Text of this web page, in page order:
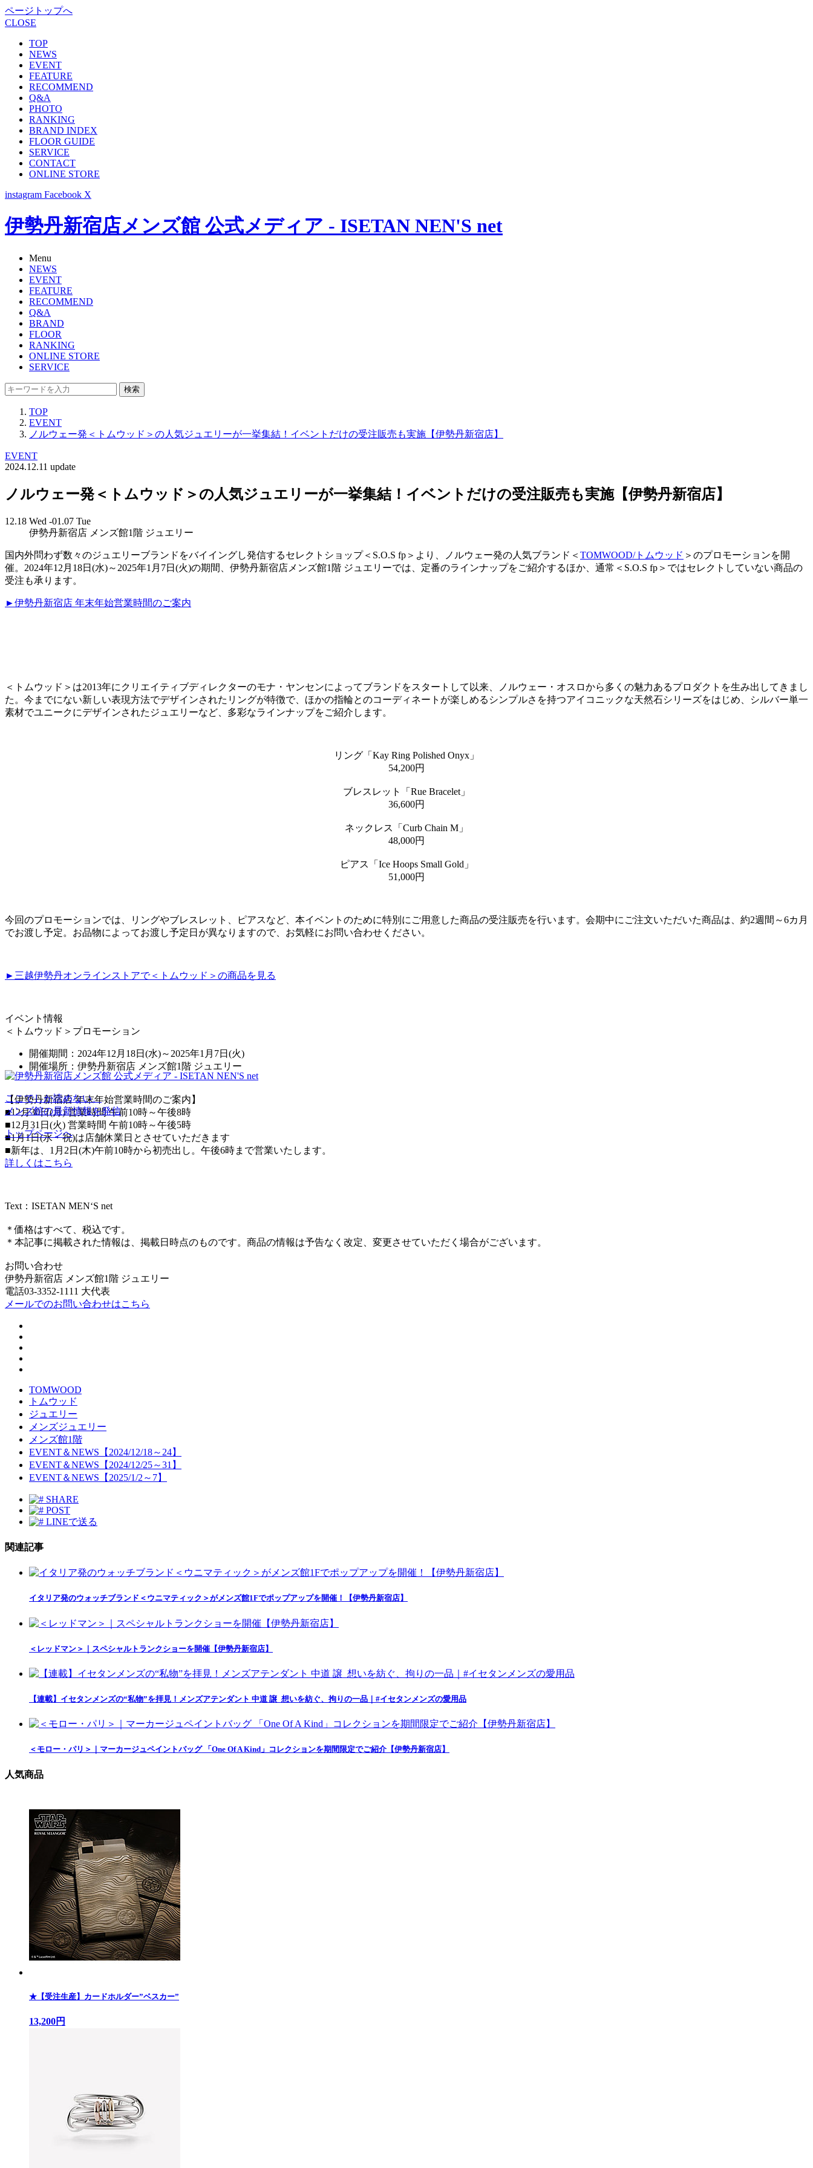
ページトップへ
CLOSE
TOP
NEWS
EVENT
FEATURE
RECOMMEND
Q&A
PHOTO
RANKING
BRAND INDEX
FLOOR GUIDE
SERVICE
CONTACT
ONLINE STORE
instagram Facebook X
伊勢丹新宿店メンズ館 公式メディア - ISETAN NEN'S net
Menu
NEWS
EVENT
FEATURE
RECOMMEND
Q&A
BRAND
FLOOR
RANKING
ONLINE STORE
SERVICE
検索
TOP
EVENT
ノルウェー発＜トムウッド＞の人気ジュエリーが一挙集結！イベントだけの受注販売も実施【伊勢丹新宿店】
EVENT
2024.12.11 update
ノルウェー発＜トムウッド＞の人気ジュエリーが一挙集結！イベントだけの受注販売も実施【伊勢丹新宿店】
12.18 Wed -01.07 Tue
伊勢丹新宿店 メンズ館1階 ジュエリー
国内外問わず数々のジュエリーブランドをバイイングし発信するセレクトショップ＜S.O.S fp＞より、ノルウェー発の人気ブランド＜ TOMWOOD/トムウッド ＞のプロモーションを開
催。2024年12月18日(水)～2025年1月7日(火)の期間、伊勢丹新宿店メンズ館1階 ジュエリーでは、定番のラインナップをご紹介するほか、通常＜S.O.S fp＞ではセレクトしていない商品の
受注も承ります。
►伊勢丹新宿店 年末年始営業時間のご案内
＜トムウッド＞は2013年にクリエイティブディレクターのモナ・ヤンセンによってブランドをスタートして以来、ノルウェー・オスロから多くの魅力あるプロダクトを生み出してきまし
た。今までにない新しい表現方法でデザインされたリングが特徴で、ほかの指輪とのコーディネートが楽しめるシンプルさを持つアイコニックな天然石シリーズをはじめ、シルバー単一
素材でユニークにデザインされたジュエリーなど、多彩なラインナップをご紹介します。
リング「Kay Ring Polished Onyx」
54,200円
ブレスレット「Rue Bracelet」
36,600円
ネックレス「Curb Chain M」
48,000円
ピアス「Ice Hoops Small Gold」
51,000円
今回のプロモーションでは、リングやブレスレット、ピアスなど、本イベントのために特別にご用意した商品の受注販売を行います。会期中にご注文いただいた商品は、約2週間～6カ月
でお渡し予定。お品物によってお渡し予定日が異なりますので、お気軽にお問い合わせください。
►三越伊勢丹オンラインストアで＜トムウッド＞の商品を見る
イベント情報
＜トムウッド＞プロモーション
開催期間：2024年12月18日(水)～2025年1月7日(火)
開催場所：伊勢丹新宿店 メンズ館1階 ジュエリー
【伊勢丹新宿店 年末年始営業時間のご案内】
■12月30日(月) 営業時間 午前10時～午後8時
■12月31日(火) 営業時間 午前10時～午後5時
■1月1日(水・祝)は店舗休業日とさせていただきます
■新年は、1月2日(木)午前10時から初売出し。午後6時まで営業いたします。
詳しくはこちら
Text：ISETAN MEN‘S net
＊価格はすべて、税込です。
＊本記事に掲載された情報は、掲載日時点のものです。商品の情報は予告なく改定、変更させていただく場合がございます。
お問い合わせ
伊勢丹新宿店 メンズ館1階 ジュエリー
電話03-3352-1111 大代表
メールでのお問い合わせはこちら
TOMWOOD
トムウッド
ジュエリー
メンズジュエリー
メンズ館1階
EVENT＆NEWS【2024/12/18～24】
EVENT＆NEWS【2024/12/25～31】
EVENT＆NEWS【2025/1/2～7】
SHARE
POST
LINEで送る
関連記事
イタリア発のウォッチブランド＜ウニマティック＞がメンズ館1Fでポップアップを開催！【伊勢丹新宿店】
＜レッドマン＞｜スペシャルトランクショーを開催【伊勢丹新宿店】
【連載】イセタンメンズの“私物”を拝見！メンズアテンダント 中道 譲_想いを紡ぐ、拘りの一品｜#イセタンメンズの愛用品
＜モロー・パリ＞｜マーカージュペイントバッグ 「One Of A Kind」コレクションを期間限定でご紹介【伊勢丹新宿店】
人気商品
★【受注生産】カードホルダー”ベスカー”
13,200円
ここでしか読めない、
メンズ館の最新情報を発信
トップページへ